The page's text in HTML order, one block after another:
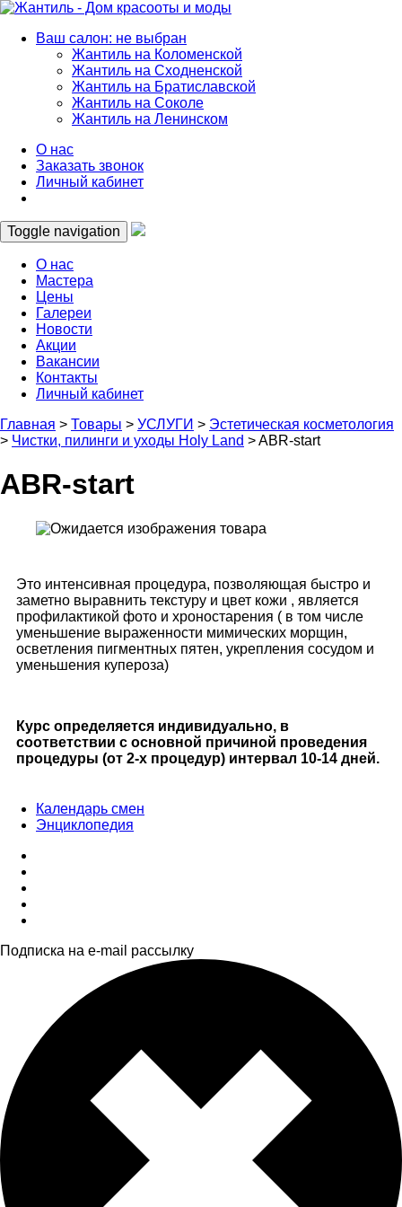
Ваш салон: не выбран
Жантиль на Коломенской
Жантиль на Сходненской
Жантиль на Братиславской
Жантиль на Соколе
Жантиль на Ленинском
О нас
Заказать звонок
Личный кабинет
Toggle navigation
О нас
Мастера
Цены
Галереи
Новости
Акции
Вакансии
Контакты
Личный кабинет
Главная > Товары > УСЛУГИ > Эстетическая косметология
> Чистки, пилинги и уходы Holy Land >ABR-start
ABR-start
Это интенсивная процедура, позволяющая быстро и
заметно выравнить текстуру и цвет кожи , является
профилактикой фото и хроностарения ( в том числе
уменьшение выраженности мимических морщин,
осветления пигментных пятен, укрепления сосудом и
уменьшения купероза)
Курс определяется индивидуально, в
соответствии с основной причиной проведения
процедуры (от 2-х процедур) интервал 10-14 дней.
Календарь смен
Энциклопедия
Подписка на e-mail рассылку